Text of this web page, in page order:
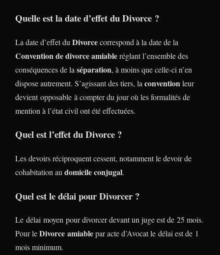
Quelle est la date d’effet du Divorce ?
La date d’effet du Divorcecorrespond à la date de la
Convention de divorce amiableréglant l’ensemble des
conséquences de la séparation, à moins que celle-ci n’en
dispose autrement. S’agissant des tiers, la convention leur
devient opposable à compter du jour où les formalités de
mention à l’état civil ont été effectuées.
Quel est l’effet du Divorce ?
Les devoirs réciproquent cessent, notamment le devoir de
cohabitation au domicile conjugal.
Quel est le délai pour Divorcer ?
Le délai moyen pour divorcer devant un juge est de 25 mois.
Pour leDivorce amiablepar acte d’Avocat le délai est de 1
mois minimum.